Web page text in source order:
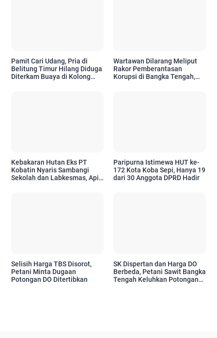
Pamit Cari Udang, Pria di
Belitung Timur Hilang Diduga
Diterkam Buaya di Kolong
Wartawan Dilarang Meliput
Rakor Pemberantasan
Korupsi di Bangka Tengah,
Kebakaran Hutan Eks PT
Kobatin Nyaris Sambangi
Sekolah dan Labkesmas, Api
Paripurna Istimewa HUT ke-
172 Kota Koba Sepi, Hanya 19
dari 30 Anggota DPRD Hadir
Selisih Harga TBS Disorot,
Petani Minta Dugaan
Potongan DO Ditertibkan
SK Dispertan dan Harga DO
Berbeda, Petani Sawit Bangka
Tengah Keluhkan Potongan